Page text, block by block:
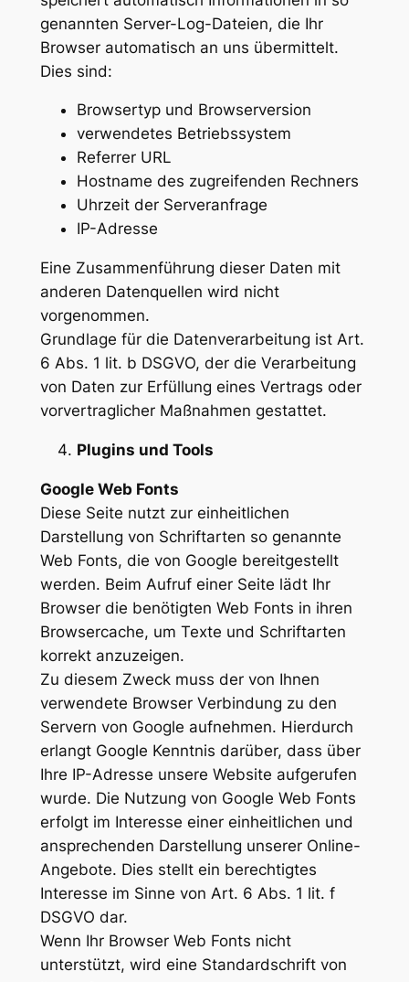
genannten Server-Log-Dateien, die Ihr
Browser automatisch an uns übermittelt.
Dies sind:
Browsertyp und Browserversion
verwendetes Betriebssystem
Referrer URL
Hostname des zugreifenden Rechners
Uhrzeit der Serveranfrage
IP-Adresse
Eine Zusammenführung dieser Daten mit
anderen Datenquellen wird nicht
vorgenommen.
Grundlage für die Datenverarbeitung ist Art.
6 Abs. 1 lit. b DSGVO, der die Verarbeitung
von Daten zur Erfüllung eines Vertrags oder
vorvertraglicher Maßnahmen gestattet.
Plugins und Tools
Google Web Fonts
Diese Seite nutzt zur einheitlichen
Darstellung von Schriftarten so genannte
Web Fonts, die von Google bereitgestellt
werden. Beim Aufruf einer Seite lädt Ihr
Browser die benötigten Web Fonts in ihren
Browsercache, um Texte und Schriftarten
korrekt anzuzeigen.
Zu diesem Zweck muss der von Ihnen
verwendete Browser Verbindung zu den
Servern von Google aufnehmen. Hierdurch
erlangt Google Kenntnis darüber, dass über
Ihre IP-Adresse unsere Website aufgerufen
wurde. Die Nutzung von Google Web Fonts
erfolgt im Interesse einer einheitlichen und
ansprechenden Darstellung unserer Online-
Angebote. Dies stellt ein berechtigtes
Interesse im Sinne von Art. 6 Abs. 1 lit. f
DSGVO dar.
Wenn Ihr Browser Web Fonts nicht
unterstützt, wird eine Standardschrift von